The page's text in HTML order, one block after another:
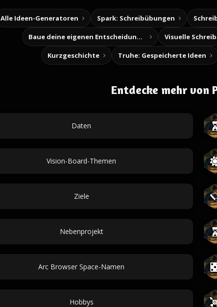
Alle Ideen-Generatoren Spark: Schreibübungen
Baue deine eigenen Entscheidungsabenteuer Visuelle
Kurzgeschichte Truhe: Gespeicherte Ideen
Entdecke mehr
Daten
Vision-Board-Themen
Ziele
Nebenprojekt
Arc Browser Space-Namen
Hobbys